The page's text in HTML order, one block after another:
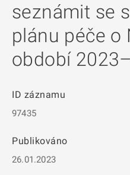
seznámit se
plánu péče o
období
ID záznamu
97435
Publikováno
26.01.2023